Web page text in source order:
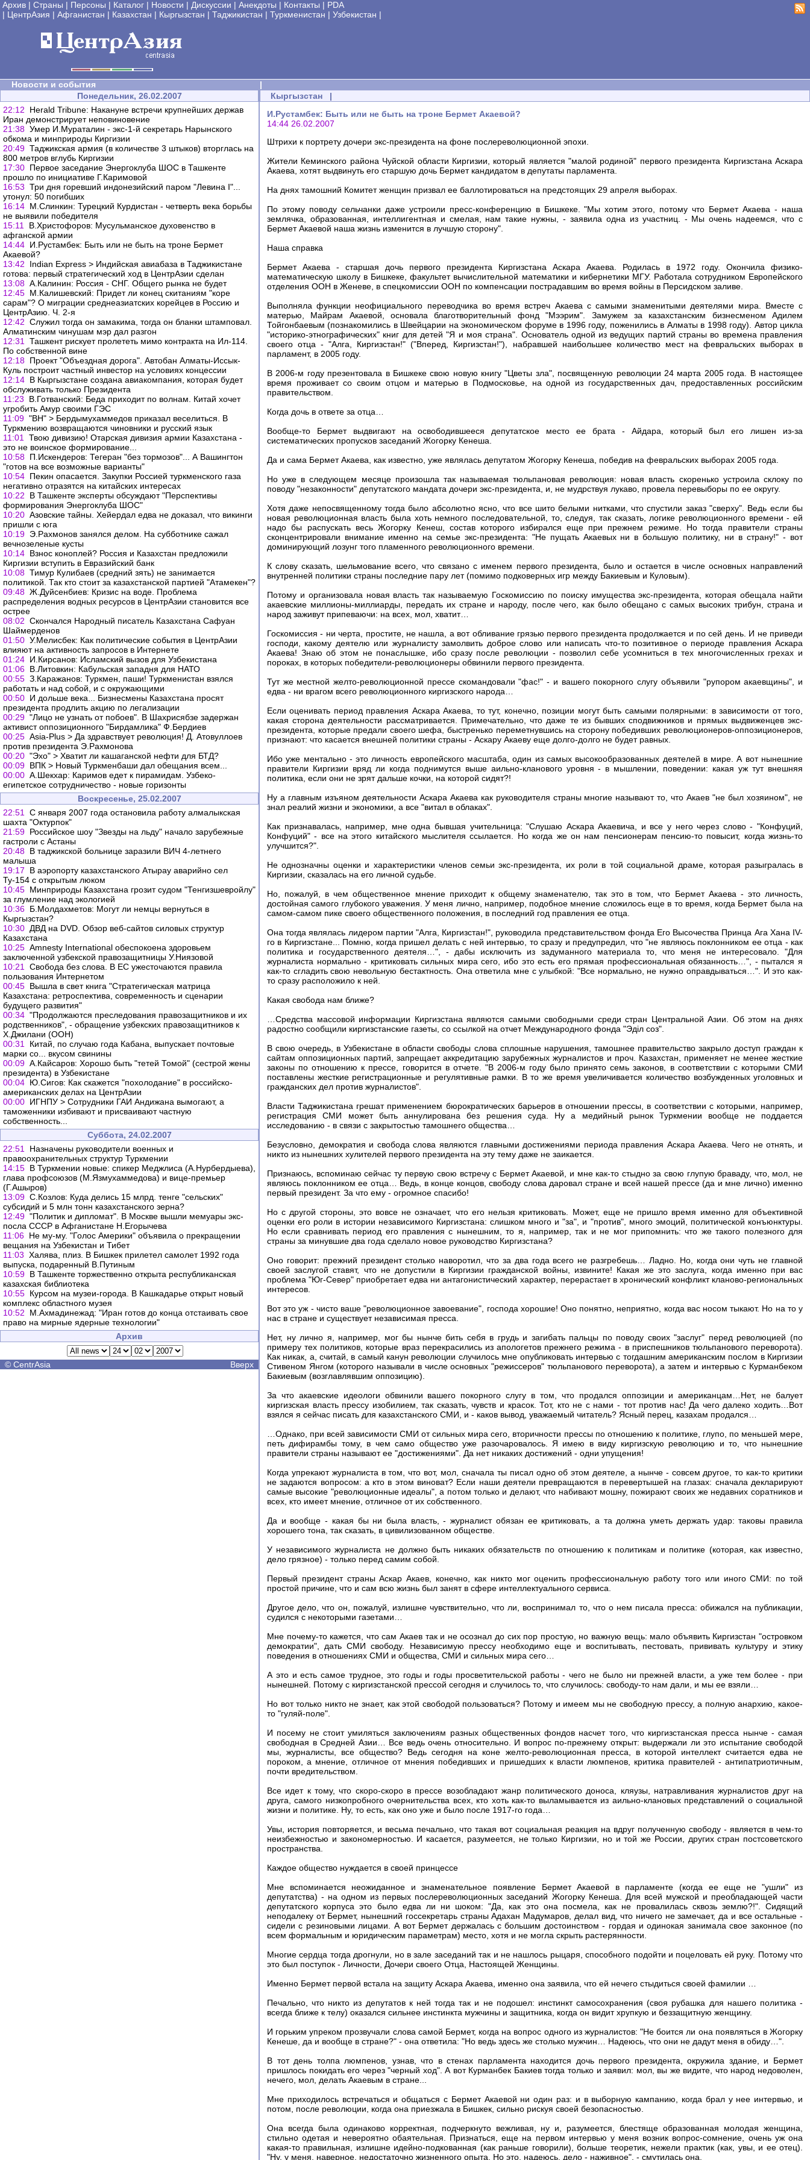
Архив | Страны | Персоны | Каталог | Новости | Дискуссии | Анекдоты | Контакты | PDA
| ЦентрАзия | Афганистан | Казахстан | Кыргызстан | Таджикистан | Туркменистан | Узбекистан |
Новости и события
|
Понедельник, 26.02.2007
22:12
Herald Tribune: Накануне встречи крупнейших держав
Иран демонстрирует неповиновение
21:38 Умер И.Мураталин - экс-1-й секретарь Нарынского
обкома и минприроды Киргизии
20:49 Таджикская армия (в количестве 3 штыков) вторглась на
800 метров вглубь Киргизии
17:30 Первое заседание Энергоклуба ШОС в Ташкенте
прошло по инициативе Г.Каримовой
16:53 Три дня горевший индонезийский паром "Левина I"...
утонул: 50 погибших
16:14 М.Слинкин: Турецкий Курдистан - четверть века борьбы
не выявили победителя
15:11
В.Христофоров: Мусульманское духовенство в
афганской армии
14:44 И.Рустамбек: Быть или не быть на троне Бермет
Акаевой?
13:42
Indian Еxpress > Индийская авиабаза в Таджикистане
готова: первый стратегический ход в ЦентрАзии сделан
13:08 А.Калинин: Россия - СНГ. Общего рынка не будет
12:45 М.Калишевский: Придет ли конец скитаниям "коре
сарам"? О миграции среднеазиатских корейцев в Россию и
ЦентрАзию. Ч. 2-я
12:42 Служил тогда он замакима, тогда он бланки штамповал.
Алматинским чинушам мэр дал разгон
12:31
Ташкент рискует пролететь мимо контракта на Ил-114.
По собственной вине
12:18 Проект "Объездная дорога". Автобан Алматы-Иссык-
Куль построит частный инвестор на условиях концессии
12:14 В Кыргызстане создана авиакомпания, которая будет
обслуживать только Президента
11:23
В.Готванский: Беда приходит по волнам. Китай хочет
угробить Амур своими ГЭС
11:09 "ВН" > Бердымухаммедов приказал веселиться. В
Туркмению возвращаются чиновники и русский язык
11:01
Твою дивизию! Отарская дивизия армии Казахстана -
это не воинское формирование...
10:58 П.Искендеров: Тегеран "без тормозов"... А Вашингтон
"готов на все возможные варианты"
10:54 Пекин опасается. Закупки Россией туркменского газа
негативно отразятся на китайских интересах
10:22
В Ташкенте эксперты обсуждают "Перспективы
формирования Энергоклуба ШОС"
10:20 Азовские тайны. Хейердал едва не доказал, что викинги
пришли с юга
10:19 Э.Рахмонов занялся делом. На субботнике сажал
вечнозеленые кусты
10:14 Взнос коноплей? Россия и Казахстан предложили
Киргизии вступить в Евразийский банк
10:08 Тимур Кулибаев (средний зять) не занимается
политикой. Так кто стоит за казахстанской партией "Атамекен"?
09:48 Ж.Дуйсенбиев: Кризис на воде. Проблема
распределения водных ресурсов в ЦентрАзии становится все
острее
08:02 Скончался Народный писатель Казахстана Сафуан
Шаймерденов
01:50 У.Мелисбек: Как политические события в ЦентрАзии
влияют на активность запросов в Интернете
01:24 И.Кирсанов: Исламский вызов для Узбекистана
01:06 В.Литовкин: Кабульская западня для НАТО
00:55 З.Каражанов: Туркмен, паши! Туркменистан взялся
работать и над собой, и с окружающими
00:50 И дольше века... Бизнесмены Казахстана просят
президента продлить акцию по легализации
00:29 "Лицо не узнать от побоев". В Шахрисябзе задержан
активист оппозиционного "Бирдамлика" Ф.Бердиев
00:25 Asia-Plus > Да здравствует революция! Д. Атовуллоев
против президента Э.Рахмонова
00:20 "Эхо" > Хватит ли кашаганской нефти для БТД?
00:09 ВПК > Новый Туркменбаши дал обещания всем...
00:00 А.Шекхар: Каримов едет к пирамидам. Узбеко-
египетское сотрудничество - новые горизонты
Воскресенье, 25.02.2007
22:51
С января 2007 года остановила работу алмалыкская
шахта "Октурпок"
21:59 Российское шоу "Звезды на льду" начало зарубежные
гастроли с Астаны
20:48 В таджикской больнице заразили ВИЧ 4-летнего
малыша
19:17
В аэропорту казахстанского Атырау аварийно сел
Ту-154 с открытым люком
10:45 Минприроды Казахстана грозит судом "Тенгизшевройлу"
за глумление над экологией
10:36 Б.Молдахметов: Могут ли немцы вернуться в
Кыргызстан?
10:30 ДВД на DVD. Обзор веб-сайтов силовых структур
Казахстана
10:25 Amnesty International обеспокоена здоровьем
заключенной узбекской правозащитницы У.Ниязовой
10:21
Свобода без слова. В ЕС ужесточаются правила
пользования Интернетом
00:45 Вышла в свет книга "Стратегическая матрица
Казахстана: ретроспектива, современность и сценарии
будущего развития"
00:34 "Продолжаются преследования правозащитников и их
родственников", - обращение узбекских правозащитников к
Х.Джилани (ООН)
00:31
Китай, по случаю года Кабана, выпускает почтовые
марки со... вкусом свинины
00:09 А.Кайсаров: Хорошо быть "тетей Томой" (сестрой жены
президента) в Узбекистане
00:04 Ю.Сигов: Как скажется "похолодание" в российско-
американских делах на ЦентрАзии
00:00 ИГНПУ > Сотрудники ГАИ Андижана вымогают, а
таможенники избивают и присваивают частную
собственность...
Суббота, 24.02.2007
22:51
Назначены руководители военных и
правоохранительных структур Туркмении
14:15 В Туркмении новые: спикер Меджлиса (А.Нурбердыева),
глава профсоюзов (М.Язмухаммедова) и вице-премьер
(Г.Ашыров)
13:09 С.Козлов: Куда делись 15 млрд. тенге "сельских"
субсидий и 5 млн тонн казахстанского зерна?
12:49 "Политик и дипломат". В Москве вышли мемуары экс-
посла СССР в Афганистане Н.Егорычева
11:06 Не му-му. "Голос Америки" объявила о прекращении
вещания на Узбекистан и Тибет
11:03 Халява, плиз. В Бишкек прилетел самолет 1992 года
выпуска, подаренный В.Путиным
10:59 В Ташкенте торжественно открыта республиканская
казахская библиотека
10:55 Курсом на музеи-города. В Кашкадарье открыт новый
комплекс областного музея
10:52
М.Ахмадинежад: "Иран готов до конца отстаивать свое
право на мирные ядерные технологии"
Архив
© CentrAsia Вверх
Кыргызстан |
И.Рустамбек: Быть или не быть на троне Бермет Акаевой?
14:44 26.02.2007
Штрихи к портрету дочери экс-президента на фоне послереволюционной эпохи.
Жители Кеминского района Чуйской области Киргизии, который является "малой родиной" первого президента Киргизстана Аскара
Акаева, хотят выдвинуть его старшую дочь Бермет кандидатом в депутаты парламента.
На днях тамошний Комитет женщин призвал ее баллотироваться на предстоящих 29 апреля выборах.
По этому поводу сельчанки даже устроили пресс-конференцию в Бишкеке. "Мы хотим этого, потому что Бермет Акаева - наша
землячка, образованная, интеллигентная и смелая, нам такие нужны, - заявила одна из участниц. - Мы очень надеемся, что с
Бермет Акаевой наша жизнь изменится в лучшую сторону".
Наша справка
Бермет Акаева - старшая дочь первого президента Киргизстана Аскара Акаева. Родилась в 1972 году. Окончила физико-
математическую школу в Бишкеке, факультет вычислительной математики и кибернетики МГУ. Работала сотрудником Европейского
отделения ООН в Женеве, в спецкомиссии ООН по компенсации пострадавшим во время войны в Персидском заливе.
Выполняла функции неофициального переводчика во время встреч Акаева с самыми знаменитыми деятелями мира. Вместе с
матерью, Майрам Акаевой, основала благотворительный фонд "Мээрим". Замужем за казахстанским бизнесменом Адилем
Тойгонбаевым (познакомились в Швейцарии на экономическом форуме в 1996 году, поженились в Алматы в 1998 году). Автор цикла
"историко-этнографических" книг для детей "Я и моя страна". Основатель одной из ведущих партий страны во времена правления
своего отца - "Алга, Киргизстан!" ("Вперед, Киргизстан!"), набравшей наибольшее количество мест на февральских выборах в
парламент, в 2005 году.
В 2006-м году презентовала в Бишкеке свою новую книгу "Цветы зла", посвященную революции 24 марта 2005 года. В настоящее
время проживает со своим отцом и матерью в Подмосковье, на одной из государственных дач, предоставленных российским
правительством.
Когда дочь в ответе за отца…
Вообще-то Бермет выдвигают на освободившееся депутатское место ее брата - Айдара, который был его лишен из-за
систематических пропусков заседаний Жогорку Кенеша.
Да и сама Бермет Акаева, как известно, уже являлась депутатом Жогорку Кенеша, победив на февральских выборах 2005 года.
Но уже в следующем месяце произошла так называемая тюльпановая революция: новая власть скоренько устроила склоку по
поводу "незаконности" депутатского мандата дочери экс-президента, и, не мудрствуя лукаво, провела перевыборы по ее округу.
Хотя даже непосвященному тогда было абсолютно ясно, что все шито белыми нитками, что спустили заказ "сверху". Ведь если бы
новая революционная власть была хоть немного последовательной, то, следуя, так сказать, логике революционного времени - ей
надо бы распускать весь Жогорку Кенеш, состав которого избирался еще при прежнем режиме. Но тогда правители страны
сконцентрировали внимание именно на семье экс-президента: "Не пущать Акаевых ни в большую политику, ни в страну!" - вот
доминирующий лозунг того пламенного революционного времени.
К слову сказать, шельмование всего, что связано с именем первого президента, было и остается в числе основных направлений
внутренней политики страны последние пару лет (помимо подковерных игр между Бакиевым и Куловым).
Потому и организовала новая власть так называемую Госкомиссию по поиску имущества экс-президента, которая обещала найти
акаевские миллионы-миллиарды, передать их стране и народу, после чего, как было обещано с самых высоких трибун, страна и
народ заживут припеваючи: на всех, мол, хватит…
Госкомиссия - ни черта, простите, не нашла, а вот обливание грязью первого президента продолжается и по сей день. И не приведи
господи, какому деятелю или журналисту замолвить доброе слово или написать что-то позитивное о периоде правления Аскара
Акаева! Знаю об этом не понаслышке, ибо сразу после революции - позволил себе усомниться в тех многочисленных грехах и
пороках, в которых победители-революционеры обвинили первого президента.
Тут же местной желто-революционной прессе скомандовали "фас!" - и вашего покорного слугу объявили "рупором акаевщины", и
едва - ни врагом всего революционного киргизского народа…
Если оценивать период правления Аскара Акаева, то тут, конечно, позиции могут быть самыми полярными: в зависимости от того,
какая сторона деятельности рассматривается. Примечательно, что даже те из бывших сподвижников и прямых выдвиженцев экс-
президента, которые предали своего шефа, быстренько переметнувшись на сторону победивших революционеров-оппозиционеров,
признают: что касается внешней политики страны - Аскару Акаеву еще долго-долго не будет равных.
Ибо уже ментально - это личность европейского масштаба, один из самых высокообразованных деятелей в мире. А вот нынешние
правители Киргизии вряд ли когда поднимутся выше аильно-кланового уровня - в мышлении, поведении: какая уж тут внешняя
политика, если они не зрят дальше кочки, на которой сидят?!
Ну а главным изъяном деятельности Аскара Акаева как руководителя страны многие называют то, что Акаев "не был хозяином", не
знал реалий жизни и экономики, а все "витал в облаках".
Как признавалась, например, мне одна бывшая учительница: "Слушаю Аскара Акаевича, и все у него через слово - "Конфуций,
Конфуций" - все на этого китайского мыслителя ссылается. Но когда же он нам пенсионерам пенсию-то повысит, когда жизнь-то
улучшится?".
Не однозначны оценки и характеристики членов семьи экс-президента, их роли в той социальной драме, которая разыгралась в
Киргизии, сказалась на его личной судьбе.
Но, пожалуй, в чем общественное мнение приходит к общему знаменателю, так это в том, что Бермет Акаева - это личность,
достойная самого глубокого уважения. У меня лично, например, подобное мнение сложилось еще в то время, когда Бермет была на
самом-самом пике своего общественного положения, в последний год правления ее отца.
Она тогда являлась лидером партии "Алга, Киргизстан!", руководила представительством фонда Его Высочества Принца Ага Хана IV-
го в Киргизстане... Помню, когда пришел делать с ней интервью, то сразу и предупредил, что "не являюсь поклонником ее отца - как
политика и государственного деятеля…", - дабы исключить из задуманного материала то, что меня не интересовало. "Для
журналиста нормально - критиковать сильных мира сего, ибо это есть его прямая профессиональная обязанность…", - пытался я
как-то сгладить свою невольную бестактность. Она ответила мне с улыбкой: "Все нормально, не нужно оправдываться…". И это как-
то сразу расположило к ней.
Какая свобода нам ближе?
…Средства массовой информации Киргизстана являются самыми свободными среди стран Центральной Азии. Об этом на днях
радостно сообщили киргизстанские газеты, со ссылкой на отчет Международного фонда "Эдiл соз".
В свою очередь, в Узбекистане в области свободы слова сплошные нарушения, тамошнее правительство закрыло доступ граждан к
сайтам оппозиционных партий, запрещает аккредитацию зарубежных журналистов и проч. Казахстан, применяет не менее жесткие
законы по отношению к прессе, говорится в отчете. "В 2006-м году было принято семь законов, в соответствии с которыми СМИ
поставлены жесткие регистрационные и регулятивные рамки. В то же время увеличивается количество возбужденных уголовных и
гражданских дел против журналистов".
Власти Таджикистана грешат применением бюрократических барьеров в отношении прессы, в соответствии с которыми, например,
регистрация СМИ может быть аннулирована без решения суда. Ну а медийный рынок Туркмении вообще не поддается
исследованию - в связи с закрытостью тамошнего общества…
Безусловно, демократия и свобода слова являются главными достижениями периода правления Аскара Акаева. Чего не отнять, и
никто из нынешних хулителей первого президента на эту тему даже не заикается.
Признаюсь, вспоминаю сейчас ту первую свою встречу с Бермет Акаевой, и мне как-то стыдно за свою глупую браваду, что, мол, не
являюсь поклонником ее отца… Ведь, в конце концов, свободу слова даровал стране и всей нашей прессе (да и мне лично) именно
первый президент. За что ему - огромное спасибо!
Но с другой стороны, это вовсе не означает, что его нельзя критиковать. Может, еще не пришло время именно для объективной
оценки его роли в истории независимого Киргизстана: слишком много и "за", и "против", много эмоций, политической конъюнктуры.
Но если сравнивать период его правления с нынешним, то я, например, так и не мог припомнить: что же такого полезного для
страны за минувшие два года сделало новое руководство Киргизстана?
Оно говорит: прежний президент столько наворотил, что за два года всего не разгребешь… Ладно. Но, когда они чуть не главной
своей заслугой ставят, что не допустили в Киргизии гражданской войны, извините! Какая же это заслуга, когда именно при вас
проблема "Юг-Север" приобретает едва ни антагонистический характер, перерастает в хронический конфликт кланово-региональных
интересов.
Вот это уж - чисто ваше "революционное завоевание", господа хорошие! Оно понятно, неприятно, когда вас носом тыкают. Но на то у
нас в стране и существует независимая пресса.
Нет, ну лично я, например, мог бы нынче бить себя в грудь и загибать пальцы по поводу своих "заслуг" перед революцией (по
примеру тех политиков, которые враз перекрасились из апологетов прежнего режима - в приспешников тюльпанового переворота).
Как никак, а, считай, в самый канун революции случилось мне опубликовать интервью с тогдашним американским послом в Киргизии
Стивеном Янгом (которого называли в числе основных "режиссеров" тюльпанового переворота), а затем и интервью с Курманбеком
Бакиевым (возглавлявшим оппозицию).
За что акаевские идеологи обвинили вашего покорного слугу в том, что продался оппозиции и американцам…Нет, не балует
киргизская власть прессу изобилием, так сказать, чувств и красок. Тот, кто не с нами - тот против нас! Да чего далеко ходить…Вот
взялся я сейчас писать для казахстанского СМИ, и - каков вывод, уважаемый читатель? Ясный перец, казахам продался…
…Однако, при всей зависимости СМИ от сильных мира сего, вторичности прессы по отношению к политике, глупо, по меньшей мере,
петь дифирамбы тому, в чем само общество уже разочаровалось. Я имею в виду киргизскую революцию и то, что нынешние
правители страны называют ее "достижениями". Да нет никаких достижений - одни упущения!
Когда упрекают журналиста в том, что вот, мол, сначала ты писал одно об этом деятеле, а нынче - совсем другое, то как-то критики
не задаются вопросом: а кто в этом виноват? Если наши деятели превращаются в перевертышей на глазах: сначала декларируют
самые высокие "революционные идеалы", а потом только и делают, что набивают мошну, пожирают своих же недавних соратников и
всех, кто имеет мнение, отличное от их собственного.
Да и вообще - какая бы ни была власть, - журналист обязан ее критиковать, а та должна уметь держать удар: таковы правила
хорошего тона, так сказать, в цивилизованном обществе.
У независимого журналиста не должно быть никаких обязательств по отношению к политикам и политике (которая, как известно,
дело грязное) - только перед самим собой.
Первый президент страны Аскар Акаев, конечно, как никто мог оценить профессиональную работу того или иного СМИ: по той
простой причине, что и сам всю жизнь был занят в сфере интеллектуального сервиса.
Другое дело, что он, пожалуй, излишне чувствительно, что ли, воспринимал то, что о нем писала пресса: обижался на публикации,
судился с некоторыми газетами…
Мне почему-то кажется, что сам Акаев так и не осознал до сих пор простую, но важную вещь: мало объявить Киргизстан "островком
демократии", дать СМИ свободу. Независимую прессу необходимо еще и воспитывать, пестовать, прививать культуру и этику
поведения в отношениях СМИ и общества, СМИ и сильных мира сего…
А это и есть самое трудное, это годы и годы просветительской работы - чего не было ни прежней власти, а уже тем более - при
нынешней. Потому с киргизстанской прессой сегодня и случилось то, что случилось: свободу-то нам дали, и мы ее взяли…
Но вот только никто не знает, как этой свободой пользоваться? Потому и имеем мы не свободную прессу, а полную анархию, какое-
то "гуляй-поле".
И посему не стоит умиляться заключениям разных общественных фондов насчет того, что киргизстанская пресса нынче - самая
свободная в Средней Азии… Все ведь очень относительно. И вопрос по-прежнему открыт: выдержали ли это испытание свободой
мы, журналисты, все общество? Ведь сегодня на коне желто-революционная пресса, в которой интеллект считается едва не
пороком, а мнение, отличное от мнения победивших и пришедших к власти люмпенов, критика правителей - антипатриотичным,
почти вредительством.
Все идет к тому, что скоро-скоро в прессе возобладают жанр политического доноса, кляузы, натравливания журналистов друг на
друга, самого низкопробного очернительства всех, кто хоть как-то выламывается из аильно-клановых представлений о социальной
жизни и политике. Ну, то есть, как оно уже и было после 1917-го года…
Увы, история повторяется, и весьма печально, что такая вот социальная реакция на вдруг полученную свободу - является в чем-то
неизбежностью и закономерностью. И касается, разумеется, не только Киргизии, но и той же России, других стран постсоветского
пространства.
Каждое общество нуждается в своей принцессе
Мне вспоминается неожиданное и знаменательное появление Бермет Акаевой в парламенте (когда ее еще не "ушли" из
депутатства) - на одном из первых послереволюционных заседаний Жогорку Кенеша. Для всей мужской и преобладающей части
депутатского корпуса это было едва ли ни шоком: "Да, как это она посмела, как не провалилась сквозь землю?!". Сидящий
неподалеку от Бермет, нынешний госсекретарь страны Адахан Мадумаров, делал вид, что ничего не замечает, да и все остальные -
сидели с резиновыми лицами. А вот Бермет держалась с большим достоинством - гордая и одинокая занимала свое законное (по
всем формальным и юридическим параметрам) место, хотя и не могла скрыть растерянности.
Многие сердца тогда дрогнули, но в зале заседаний так и не нашлось рыцаря, способного подойти и поцеловать ей руку. Потому что
это был поступок - Личности, Дочери своего Отца, Настоящей Женщины.
Именно Бермет первой встала на защиту Аскара Акаева, именно она заявила, что ей нечего стыдиться своей фамилии …
Печально, что никто из депутатов к ней тогда так и не подошел: инстинкт самосохранения (своя рубашка для нашего политика -
всегда ближе к телу) оказался сильнее инстинкта мужчины и защитника, когда он видит хрупкую и беззащитную женщину.
И горьким упреком прозвучали слова самой Бермет, когда на вопрос одного из журналистов: "Не боится ли она появляться в Жогорку
Кенеше, да и вообще в стране?" - она ответила: "Но ведь здесь же столько мужчин… Надеюсь, что они не дадут меня в обиду…".
В тот день толпа люмпенов, узнав, что в стенах парламента находится дочь первого президента, окружила здание, и Бермет
пришлось покидать его через "черный ход". А вот Курманбек Бакиев тогда только и заявил: мол, вы же видите, что народ недоволен,
нечего, мол, делать Акаевым в стране...
Мне приходилось встречаться и общаться с Бермет Акаевой ни один раз: и в выборную кампанию, когда брал у нее интервью, и
потом, после революции, когда она приезжала в Бишкек, сильно рискуя своей безопасностью.
Она всегда была одинаково корректная, подчеркнуто вежливая, ну и, разумеется, блестяще образованная молодая женщина,
стильно одетая и невероятно обаятельная. Признаться, еще на первом интервью у меня возник вопрос-сомнение, очень уж она
какая-то правильная, излишне идейно-подкованная (как раньше говорили), больше теоретик, нежели практик (как, увы, и ее отец).
"Ну, у меня, наверное, недостаточно жизненного опыта. Но это, надеюсь, дело - наживное", - смутилась она.